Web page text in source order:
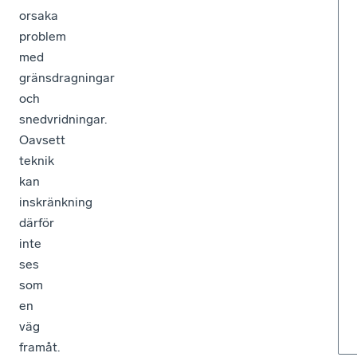
orsaka
problem
med
gränsdragningar
och
snedvridningar.
Oavsett
teknik
kan
inskränkning
därför
inte
ses
som
en
väg
framåt.